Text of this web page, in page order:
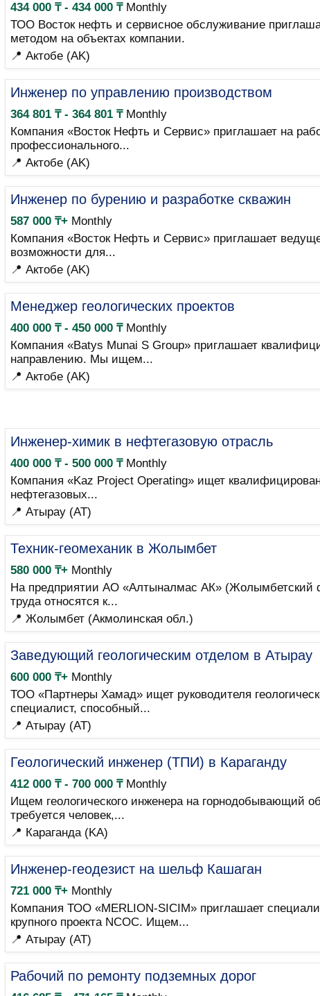
434 000 ₸ - 434 000 ₸Monthly
ТОО Восток нефть и сервисное обслуживание
методом на объектах компании.
📍 Актобе (AK)
Инженер по управлению производством
364 801 ₸ - 364 801 ₸Monthly
Компания «Восток Нефть и Сервис» приглашает на
профессионального...
📍 Актобе (AK)
Инженер по бурению и разработке скважин
587 000 ₸+ Monthly
Компания «Восток Нефть и Сервис» приглашает
возможности для...
📍 Актобе (AK)
Менеджер геологических проектов
400 000 ₸ - 450 000 ₸Monthly
Компания «Batys Munai S Group» приглашает
направлению. Мы ищем...
📍 Актобе (AK)
Инженер-химик в нефтегазовую отрасль
400 000 ₸ - 500 000 ₸Monthly
Компания «Kaz Project Operating» ищет
нефтегазовых...
📍 Атырау (AT)
Техник-геомеханик в Жолымбет
580 000 ₸+ Monthly
На предприятии АО «Алтыналмас АК» (Жолымбетский
труда относятся к...
📍 Жолымбет (Акмолинская обл.)
Заведующий геологическим отделом в Атырау
600 000 ₸+ Monthly
ТОО «Партнеры Хамад» ищет руководителя
специалист, способный...
📍 Атырау (AT)
Геологический инженер (ТПИ) в Караганду
412 000 ₸ - 700 000 ₸Monthly
Ищем геологического инженера на горнодобывающий
требуется человек,...
📍 Караганда (KA)
Инженер-геодезист на шельф Кашаган
721 000 ₸+ Monthly
Компания ТОО «MERLION-SICIM» приглашает
крупного проекта NCOC. Ищем...
📍 Атырау (AT)
Рабочий по ремонту подземных дорог